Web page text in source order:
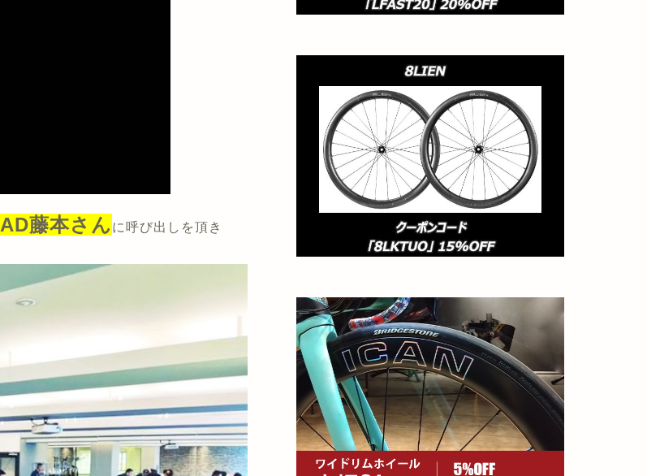
AD藤本さんに呼び出しを頂き